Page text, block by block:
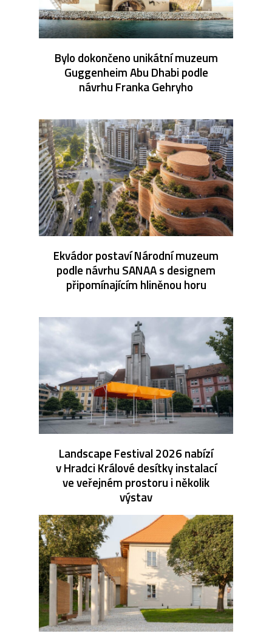
Bylo dokončeno unikátní muzeum
Guggenheim Abu Dhabi podle
návrhu Franka Gehryho
Ekvádor postaví Národní muzeum
podle návrhu SANAA s designem
připomínajícím hliněnou horu
Landscape Festival 2026 nabízí
v Hradci Králové desítky instalací
ve veřejném prostoru i několik
výstav